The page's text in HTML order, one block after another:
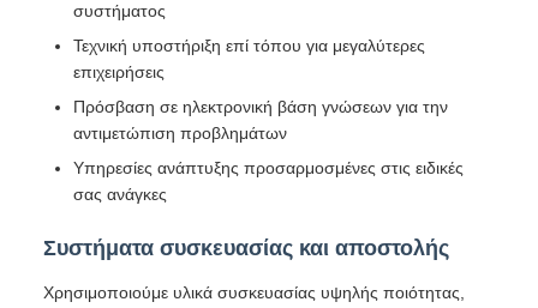
συστήματος
Τεχνική υποστήριξη επί τόπου για μεγαλύτερες
επιχειρήσεις
Πρόσβαση σε ηλεκτρονική βάση γνώσεων για την
αντιμετώπιση προβλημάτων
Υπηρεσίες ανάπτυξης προσαρμοσμένες στις ειδικές
σας ανάγκες
Συστήματα συσκευασίας και αποστολής
Χρησιμοποιούμε υλικά συσκευασίας υψηλής ποιότητας,